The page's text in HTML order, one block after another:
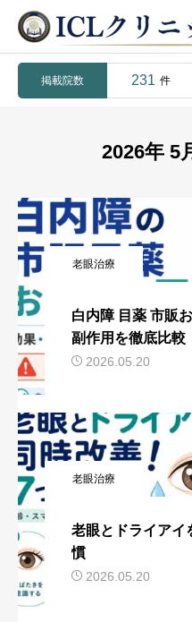
掲載院数 231 件
2026年 5
老眼治療
白内障 目薬 市販
副作用を徹底比較
2026.05.20
老眼治療
老眼とドライアイ
慣
2026.05.20